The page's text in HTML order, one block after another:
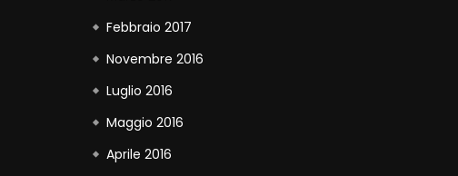
Febbraio 2017
Novembre 2016
Luglio 2016
Maggio 2016
Aprile 2016